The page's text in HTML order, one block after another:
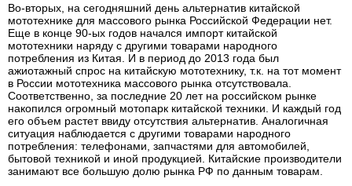
Во-вторых, на сегодняшний день альтернатив китайской
мототехнике для массового рынка Российской Федерации нет.
Еще в конце 90-ых годов начался импорт китайской
мототехники наряду с другими товарами народного
потребления из Китая. И в период до 2013 года был
ажиотажный спрос на китайскую мототехнику, т.к. на тот момент
в России мототехника массового рынка отсутствовала.
Соответственно, за последние 20 лет на российском рынке
накопился огромный мотопарк китайской техники. И каждый год
его объем растет ввиду отсутствия альтернатив. Аналогичная
ситуация наблюдается с другими товарами народного
потребления: телефонами, запчастями для автомобилей,
бытовой техникой и иной продукцией. Китайские производители
занимают все большую долю рынка РФ по данным товарам.